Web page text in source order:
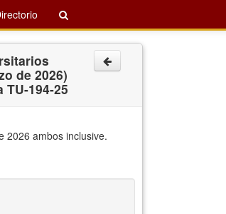
de 2026)
194-25
2026 ambos inclusive.